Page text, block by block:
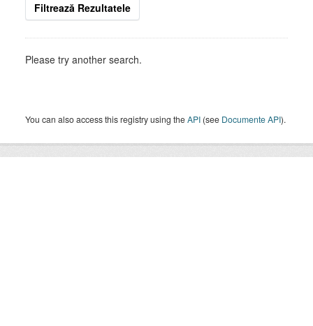
Filtrează Rezultatele
Please try another search.
You can also access this registry using theAPI (see Documente API).